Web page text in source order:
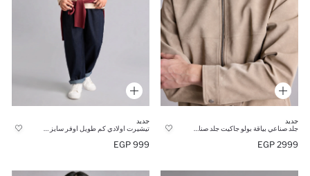
جديد
2999 EGP
جديد
999 EGP